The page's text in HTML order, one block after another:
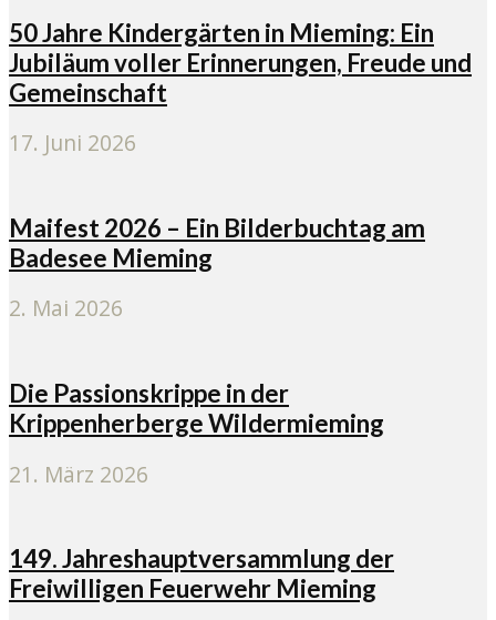
50 Jahre Kindergärten in Mieming: Ein
Jubiläum voller Erinnerungen, Freude und
Gemeinschaft
17. Juni 2026
Maifest 2026 – Ein Bilderbuchtag am
Badesee Mieming
2. Mai 2026
Die Passionskrippe in der
Krippenherberge Wildermieming
21. März 2026
149. Jahreshauptversammlung der
Freiwilligen Feuerwehr Mieming